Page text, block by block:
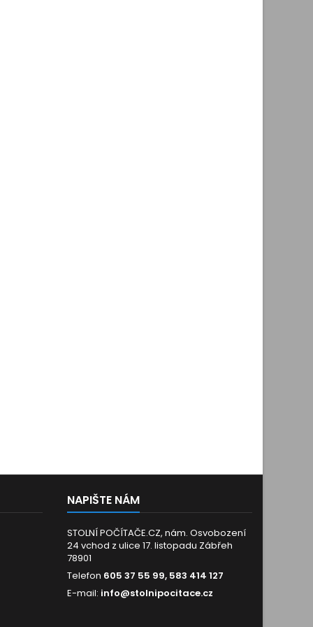
NAPIŠTE NÁM
STOLNÍ POČÍTAČE.CZ, nám. Osvobození
24 vchod z ulice 17. listopadu Zábřeh
78901
Telefon 605 37 55 99, 583 414 127
E-mail: info@stolnipocitace.cz